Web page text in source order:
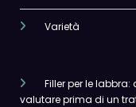
Varietà
Filler per le
valutare prima di un